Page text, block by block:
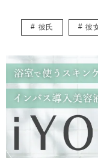
調理師免許、色彩検定3
検定2級、パーソナルカ
けできたら嬉しいです♪
彼氏 彼